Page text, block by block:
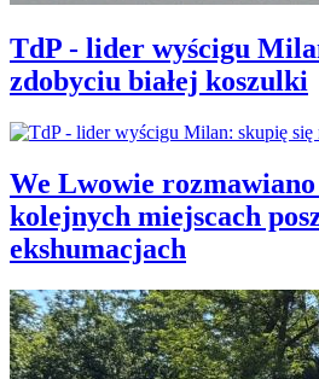
TdP - lider wyścigu
zdobyciu białej koszulki
We Lwowie
kolejnych miejscach
ekshumacjach